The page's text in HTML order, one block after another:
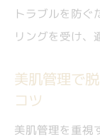
方
徴
トラブルを防ぐ
リングを受け、
美肌管理で
コツ
美肌管理を重視